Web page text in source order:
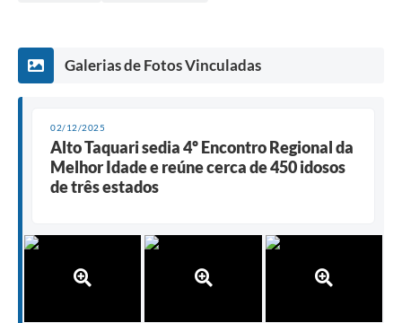
Galerias de Fotos Vinculadas
02/12/2025
Alto Taquari sedia 4º Encontro Regional da
Melhor Idade e reúne cerca de 450 idosos
de três estados